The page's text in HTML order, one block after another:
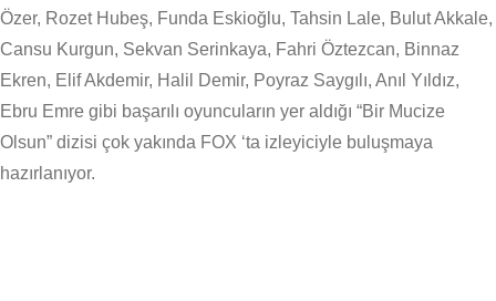
Özer, Rozet Hubeş, Funda Eskioğlu, Tahsin Lale, Bulut Akkale,
Cansu Kurgun, Sekvan Serinkaya, Fahri Öztezcan, Binnaz
Ekren, Elif Akdemir, Halil Demir, Poyraz Saygılı, Anıl Yıldız,
Ebru Emre gibi başarılı oyuncuların yer aldığı “Bir Mucize
Olsun” dizisi çok yakında FOX ‘ta izleyiciyle buluşmaya
hazırlanıyor.